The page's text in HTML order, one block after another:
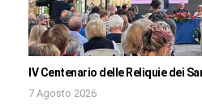
IV Centenario delle Reliquie dei
7 Agosto 2026